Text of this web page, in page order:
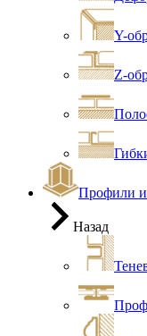
Y-
Z-
Профили и
Назад